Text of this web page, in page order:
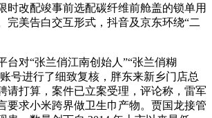
时改配竣事前选配碳纤维前舱盖的锁单用
完美告白交互形式，抖音及京东环绕“二
对“张兰俏江南创始人”“张兰俏糊
号进行了细致复核，胖东来新乡门店总
请打算，案件已立案受理，评论称，雷军
要求小米跨界做卫生巾产物。贾国龙接管